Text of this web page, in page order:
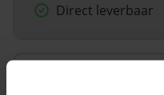
Direct leverbaar